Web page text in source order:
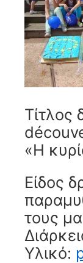
Τίτλος
«Η
Είδος
τους
Υλικό: